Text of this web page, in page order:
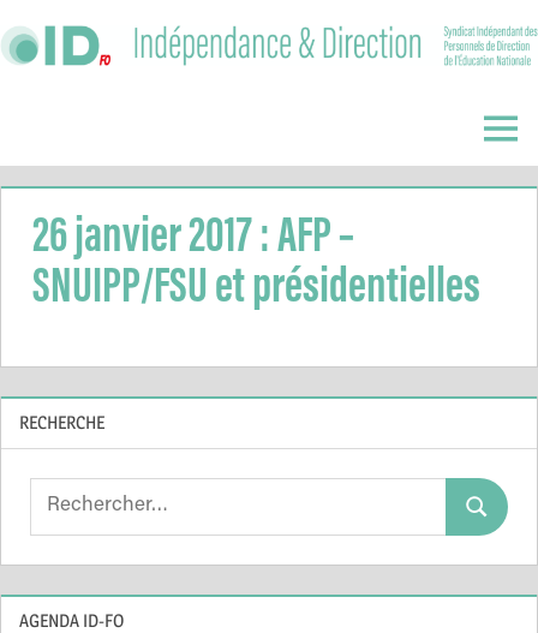
to
Direction
Menu
26 janvier 2017 : AFP –
SNUIPP/FSU et présidentielles
RECHERCHE
Search
Search
AGENDA ID-FO